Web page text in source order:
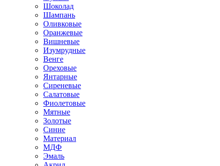
Шоколад
Шампань
Оливковые
Оранжевые
Вишневые
Изумрудные
Венге
Ореховые
Янтарные
Сиреневые
Салатовые
Фиолетовые
Мятные
Золотые
Синие
Материал
МДФ
Эмаль